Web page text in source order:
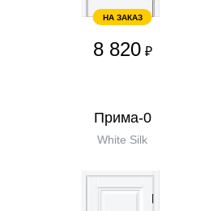
НА ЗАКАЗ
8 820 ₽
Прима-0
White Silk